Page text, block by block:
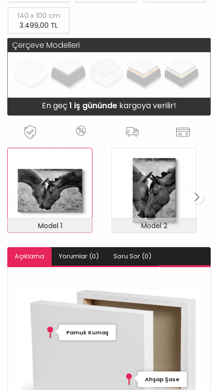
140 x 100 cm
3.499,00 TL
Çerçeve Modelleri
En geç1 iş gününde kargoya verilir!
Model 1 Model 2
Açıklama Yorumlar (0) Soru Sor (0)
Pamuk Kumaş
Ahşap Şase